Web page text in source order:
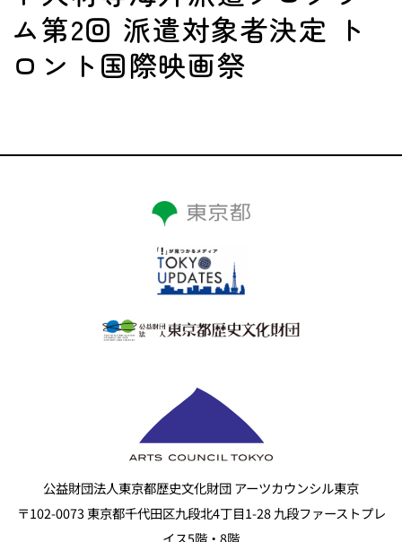
ム第2回 派遣対象者決定 ト
ロント国際映画祭
公益財団法人東京都歴史文化財団 アーツカウンシル東京
〒102-0073 東京都千代田区九段北4丁目1-28 九段ファーストプレ
イス5階・8階